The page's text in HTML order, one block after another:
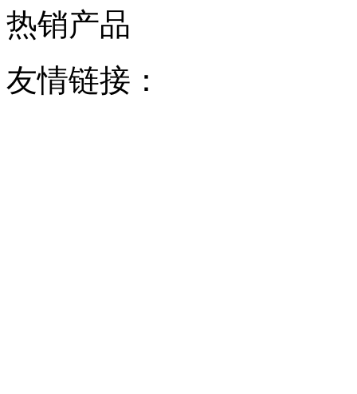
热销产品
友情链接：